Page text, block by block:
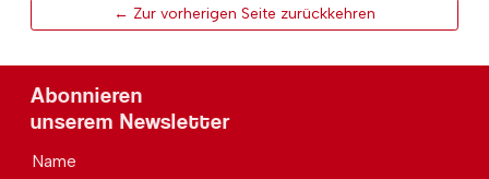
← Zur vorherigen Seite zurückkehren
Abonnieren
unserem Newsletter
Name